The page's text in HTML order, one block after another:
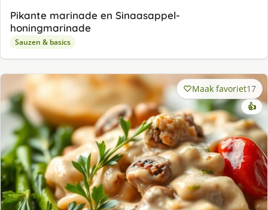
Pikante marinade en Sinaasappel-
honingmarinade
Sauzen & basics
Maak favoriet17
👍